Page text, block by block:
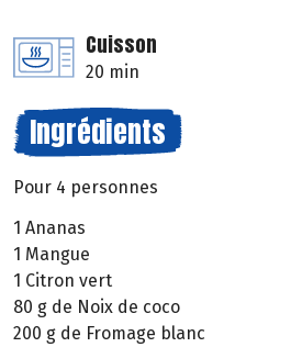
Cuisson
20 min
Ingrédients
Pour 4 personnes
1 Ananas
1 Mangue
1 Citron vert
80 g de Noix de coco
200 g de Fromage blanc